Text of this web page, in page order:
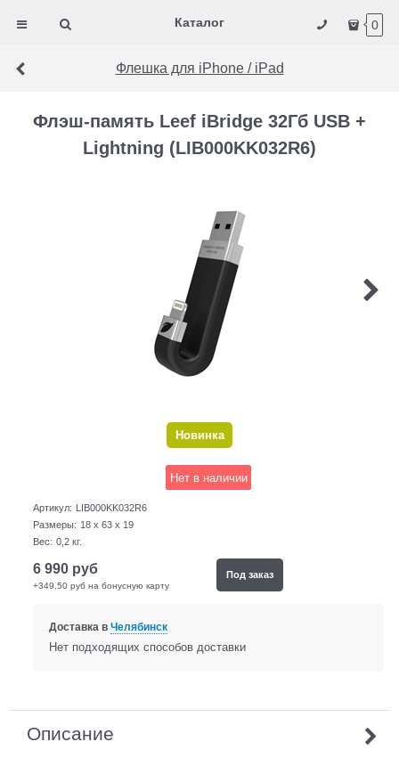
Каталог 0
Флешка для iPhone / iPad
Флэш-память Leef iBridge 32Гб USB +
Lightning (LIB000KK032R6)
Новинка
Нет в наличии
Артикул: LIB000KK032R6
Размеры: 18 x 63 x 19
Вес: 0,2 кг.
6 990 руб
+349,50 руб на бонусную карту
Под заказ
Доставка в Челябинск
Нет подходящих способов доставки
Описание